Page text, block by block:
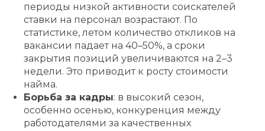
периоды низкой активности соискателей
ставки на персонал возрастают. По
статистике, летом количество откликов на
вакансии падает на 40–50%, а сроки
закрытия позиций увеличиваются на 2–3
недели. Это приводит к росту стоимости
найма.
Борьба за кадры: в высокий сезон,
особенно осенью, конкуренция между
работодателями за качественных